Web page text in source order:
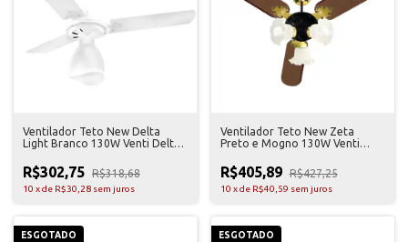
Ventilador Teto New Delta
Light Branco 130W Venti Delta
R$302,75 R$318,68
10 xde R$30,28 sem juros
Ventilador Teto New Zeta
Preto e Mogno 130W Venti
R$405,89 R$427,25
10 xde R$40,59 sem juros
ESGOTADO ESGOTADO